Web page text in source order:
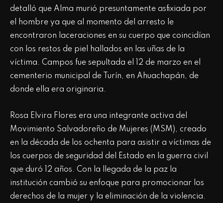
detalló que Alma murió presuntamente asfixiada por
el hombre ya que al momento del arresto le
encontraron laceraciones en su cuerpo que coincidían
con los restos de piel hallados en las uñas de la
víctima. Campos fue sepultada el 12 de marzo en el
cementerio municipal de Turín, en Ahuachapán, de
donde ella era originaria.
Rosa Elvira Flores era una integrante activa del
Movimiento Salvadoreño de Mujeres (MSM), creado
en la década de los ochenta para asistir a víctimas de
los cuerpos de seguridad del Estado en la guerra civil
que duró 12 años. Con la llegada de la paz la
institución cambió su enfoque para promocionar los
derechos de la mujer y la eliminación de la violencia.